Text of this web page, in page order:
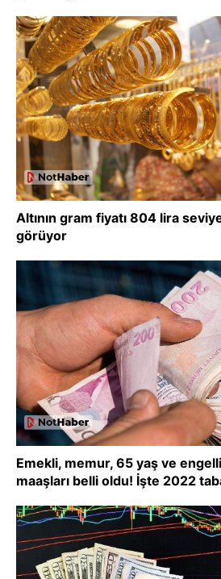
Altının gram fiyatı 804 lira
görüyor
Emekli, memur, 65 yaş ve
maaşları belli oldu! İşte 2022